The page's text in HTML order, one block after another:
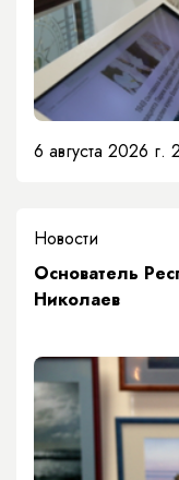
6 августа 2026 г.
Новости
Основатель
Николаев